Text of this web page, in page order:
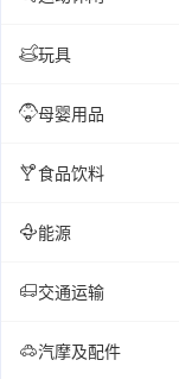
玩具
母婴用品
食品饮料
能源
交通运输
汽摩及配件